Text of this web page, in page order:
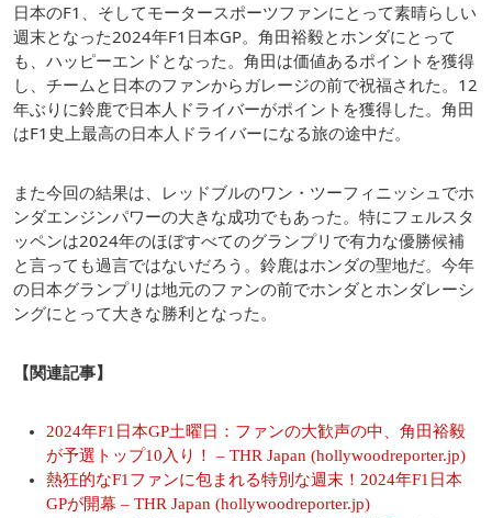
日本のF1、そしてモータースポーツファンにとって素晴らしい
週末となった2024年F1日本GP。角田裕毅とホンダにとって
も、ハッピーエンドとなった。角田は価値あるポイントを獲得
し、チームと日本のファンからガレージの前で祝福された。12
年ぶりに鈴鹿で日本人ドライバーがポイントを獲得した。角田
はF1史上最高の日本人ドライバーになる旅の途中だ。
また今回の結果は、レッドブルのワン・ツーフィニッシュでホ
ンダエンジンパワーの大きな成功でもあった。特にフェルスタ
ッペンは2024年のほぼすべてのグランプリで有力な優勝候補
と言っても過言ではないだろう。鈴鹿はホンダの聖地だ。今年
の日本グランプリは地元のファンの前でホンダとホンダレーシ
ングにとって大きな勝利となった。
【関連記事】
2024年F1日本GP土曜日：ファンの大歓声の中、角田裕毅
が予選トップ10入り！ – THR Japan (hollywoodreporter.jp)
熱狂的なF1ファンに包まれる特別な週末！2024年F1日本
GPが開幕 – THR Japan (hollywoodreporter.jp)